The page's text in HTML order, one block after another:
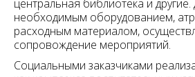
центральная библиотека и
необходимым оборудованием,
расходным материалом,
сопровождение мероприятий.
Социальными заказчиками